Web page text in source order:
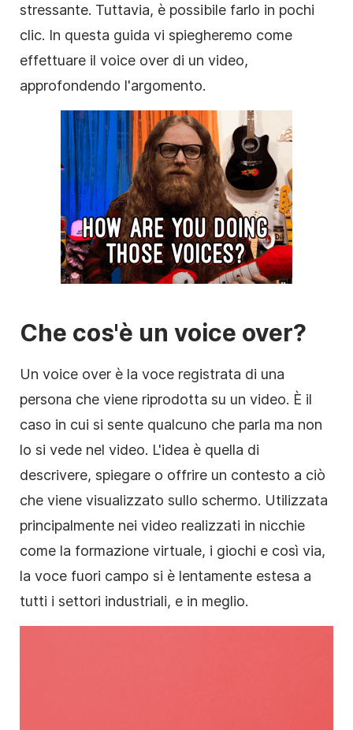
stressante. Tuttavia, è possibile farlo in pochi
clic. In questa guida vi spiegheremo come
effettuare il voice over di un video,
approfondendo l'argomento.
Che cos'è un voice over?
Un voice over è la voce registrata di una
persona che viene riprodotta su un video. È il
caso in cui si sente qualcuno che parla ma non
lo si vede nel video. L'idea è quella di
descrivere, spiegare o offrire un contesto a ciò
che viene visualizzato sullo schermo. Utilizzata
principalmente nei video realizzati in nicchie
come la formazione virtuale, i giochi e così via,
la voce fuori campo si è lentamente estesa a
tutti i settori industriali, e in meglio.